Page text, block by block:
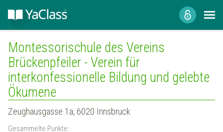
Montessorischule des Vereins
Brückenpfeiler - Verein für
interkonfessionelle Bildung und gelebte
Ökumene
Zeughausgasse 1a, 6020 Innsbruck
Gesammelte Punkte: